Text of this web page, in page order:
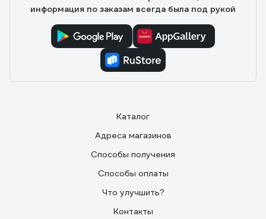
информация по заказам всегда была под рукой
Каталог
Адреса магазинов
Способы получения
Способы оплаты
Что улучшить?
Контакты